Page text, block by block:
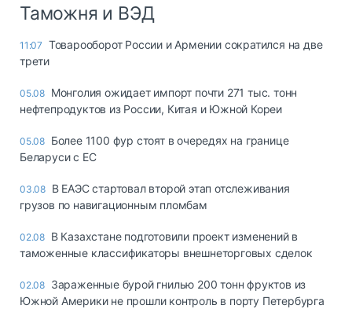
Таможня и ВЭД
11:07 Товарооборот России и Армении сократился на две
трети
05.08 Монголия ожидает импорт почти 271 тыс. тонн
нефтепродуктов из России, Китая и Южной Кореи
05.08 Более 1100 фур стоят в очередях на границе
Беларуси с ЕС
03.08 В ЕАЭС стартовал второй этап отслеживания
грузов по навигационным пломбам
02.08 В Казахстане подготовили проект изменений в
таможенные классификаторы внешнеторговых сделок
02.08 Зараженные бурой гнилью 200 тонн фруктов из
Южной Америки не прошли контроль в порту Петербурга